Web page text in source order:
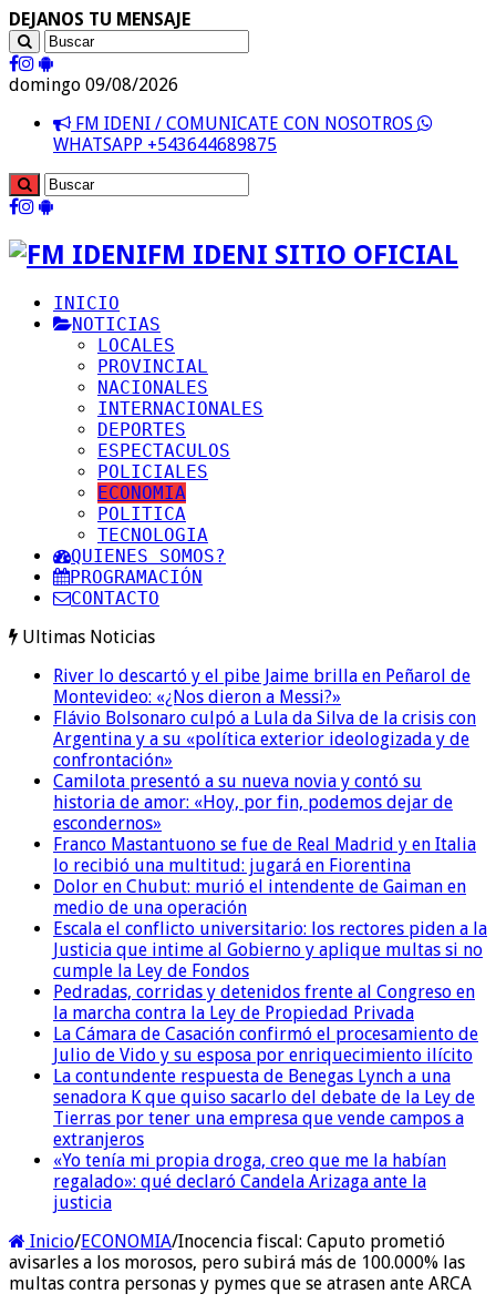
DEJANOS TU MENSAJE
domingo 09/08/2026
FM IDENI / COMUNICATE CON NOSOTROS
WHATSAPP +543644689875
FM IDENI SITIO OFICIAL
INICIO
NOTICIAS
LOCALES
PROVINCIAL
NACIONALES
INTERNACIONALES
DEPORTES
ESPECTACULOS
POLICIALES
ECONOMIA
POLITICA
TECNOLOGIA
QUIENES SOMOS?
PROGRAMACIÓN
CONTACTO
Ultimas Noticias
River lo descartó y el pibe Jaime brilla en Peñarol de
Montevideo: «¿Nos dieron a Messi?»
Flávio Bolsonaro culpó a Lula da Silva de la crisis con
Argentina y a su «política exterior ideologizada y de
confrontación»
Camilota presentó a su nueva novia y contó su
historia de amor: «Hoy, por fin, podemos dejar de
escondernos»
Franco Mastantuono se fue de Real Madrid y en Italia
lo recibió una multitud: jugará en Fiorentina
Dolor en Chubut: murió el intendente de Gaiman en
medio de una operación
Escala el conflicto universitario: los rectores piden a la
Justicia que intime al Gobierno y aplique multas si no
cumple la Ley de Fondos
Pedradas, corridas y detenidos frente al Congreso en
la marcha contra la Ley de Propiedad Privada
La Cámara de Casación confirmó el procesamiento de
Julio de Vido y su esposa por enriquecimiento ilícito
La contundente respuesta de Benegas Lynch a una
senadora K que quiso sacarlo del debate de la Ley de
Tierras por tener una empresa que vende campos a
extranjeros
«Yo tenía mi propia droga, creo que me la habían
regalado»: qué declaró Candela Arizaga ante la
justicia
Inicio/ECONOMIA/Inocencia fiscal: Caputo prometió
avisarles a los morosos, pero subirá más de 100.000% las
multas contra personas y pymes que se atrasen ante ARCA